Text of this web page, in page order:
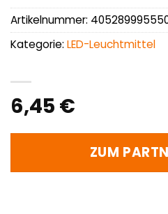
6,45 €
ZUM
Artikelnummer:
Kategorie: LED-Leuchtmittel